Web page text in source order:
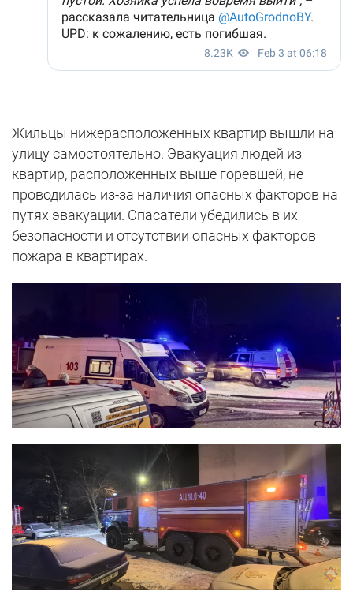
Жильцы нижерасположенных квартир вышли на
улицу самостоятельно. Эвакуация людей из
квартир, расположенных выше горевшей, не
проводилась из-за наличия опасных факторов на
путях эвакуации. Спасатели убедились в их
безопасности и отсутствии опасных факторов
пожара в квартирах.